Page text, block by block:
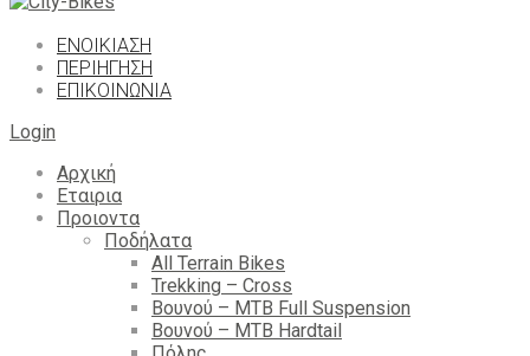
ΕΝΟΙΚΙΑΣΗ
ΠΕΡΙΉΓΗΣΗ
ΕΠΙΚΟΙΝΩΝΙΑ
Login
Αρχική
Εταιρια
Προιοντα
Ποδήλατα
All Terrain Bikes
Trekking – Cross
Βουνού – MTB Full Suspension
Βουνού – MTB Hardtail